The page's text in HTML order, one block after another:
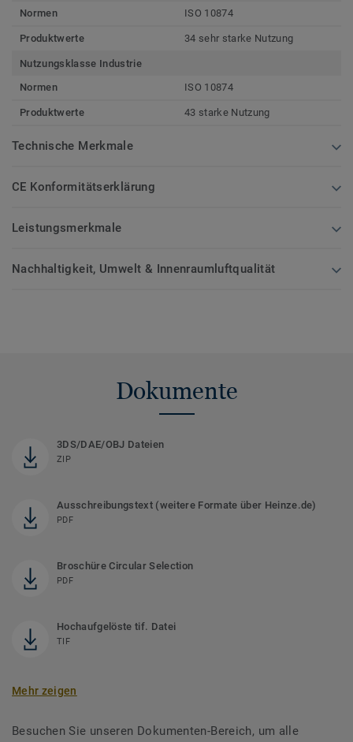
Normen
ISO 10874
Produktwerte 34 sehr starke Nutzung
Nutzungsklasse Industrie
Normen
ISO 10874
Produktwerte 43 starke Nutzung
Technische Merkmale
CE Konformitätserklärung
Leistungsmerkmale
Nachhaltigkeit, Umwelt & Innenraumluftqualität
Dokumente
3DS/DAE/OBJ Dateien
ZIP
Ausschreibungstext (weitere Formate über Heinze.de)
PDF
Broschüre Circular Selection
PDF
Hochaufgelöste tif. Datei
TIF
Mehr zeigen
Besuchen Sie unseren Dokumenten-Bereich, um alle